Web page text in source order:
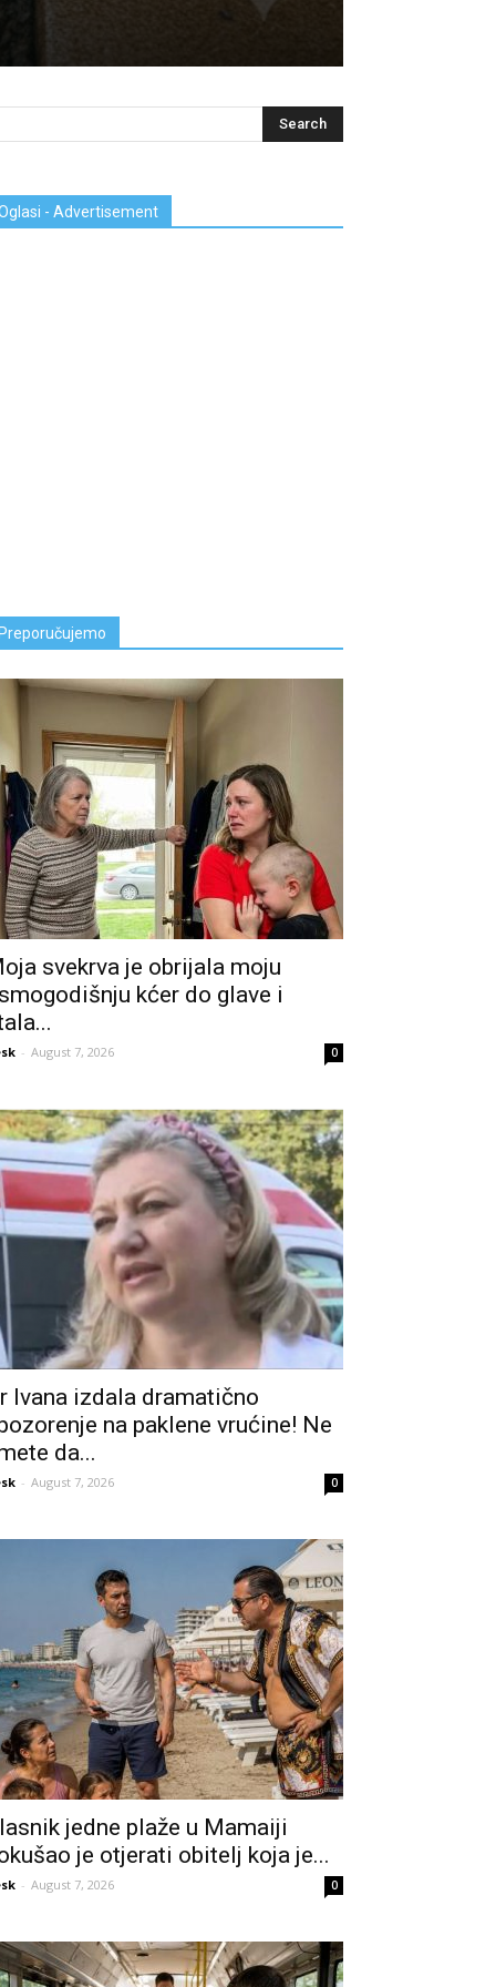
- Advertisement
svekrva je obrijala moju
kćer do glave i
- August 7, 2026 0
Ivana izdala dramatično
na paklene vrućine! Ne
da...
- August 7, 2026 0
jedne plaže u Mamaiji
je otjerati obitelj koja je...
- August 7, 2026 0